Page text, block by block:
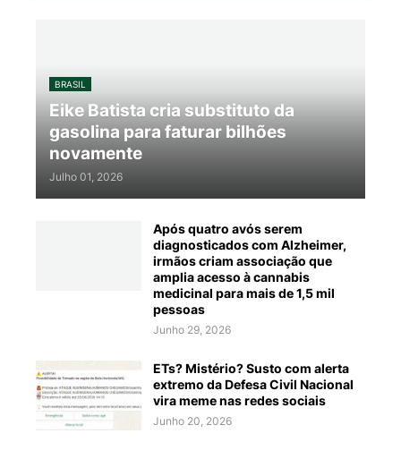
BRASIL
Eike Batista cria substituto da
gasolina para faturar bilhões
novamente
Julho 01, 2026
Após quatro avós serem
diagnosticados com Alzheimer,
irmãos criam associação que
amplia acesso à cannabis
medicinal para mais de 1,5 mil
pessoas
Junho 29, 2026
ETs? Mistério? Susto com alerta
extremo da Defesa Civil Nacional
vira meme nas redes sociais
Junho 20, 2026